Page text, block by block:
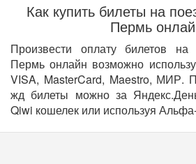
Как купить билеты на
Пермь
Произвести оплату билетов
Пермь онлайн возможно
VISA, MasterCard, Maestro, МИР.
жд билеты можно за
Qiwi кошелек или используя